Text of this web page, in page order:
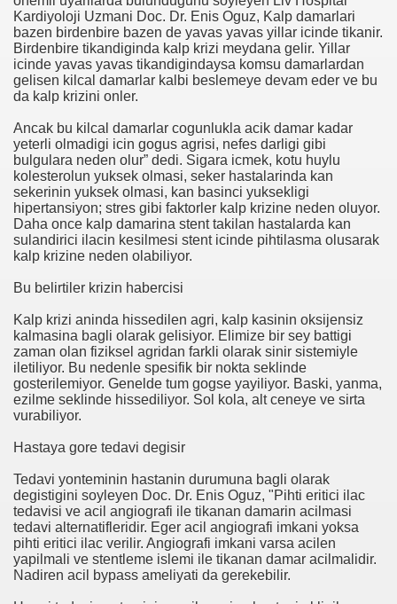
Kardiyoloji Uzmani Doc. Dr. Enis Oguz, Kalp damarlari
bazen birdenbire bazen de yavas yavas yillar icinde tikanir.
Birdenbire tikandiginda kalp krizi meydana gelir. Yillar
icinde yavas yavas tikandigindaysa komsu damarlardan
gelisen kilcal damarlar kalbi beslemeye devam eder ve bu
da kalp krizini onler.
Ancak bu kilcal damarlar cogunlukla acik damar kadar
yeterli olmadigi icin gogus agrisi, nefes darligi gibi
bulgulara neden olur” dedi. Sigara icmek, kotu huylu
kolesterolun yuksek olmasi, seker hastalarinda kan
sekerinin yuksek olmasi, kan basinci yuksekligi
hipertansiyon; stres gibi faktorler kalp krizine neden oluyor.
Daha once kalp damarina stent takilan hastalarda kan
sulandirici ilacin kesilmesi stent icinde pihtilasma olusarak
kalp krizine neden olabiliyor.
Bu belirtiler krizin habercisi
Kalp krizi aninda hissedilen agri, kalp kasinin oksijensiz
kalmasina bagli olarak gelisiyor. Elimize bir sey battigi
zaman olan fiziksel agridan farkli olarak sinir sistemiyle
iletiliyor. Bu nedenle spesifik bir nokta seklinde
gosterilemiyor. Genelde tum gogse yayiliyor. Baski, yanma,
ezilme seklinde hissediliyor. Sol kola, alt ceneye ve sirta
vurabiliyor.
Hastaya gore tedavi degisir
Tedavi yonteminin hastanin durumuna bagli olarak
degistigini soyleyen Doc. Dr. Enis Oguz, "Pihti eritici ilac
tedavisi ve acil angiografi ile tikanan damarin acilmasi
tedavi alternatifleridir. Eger acil angiografi imkani yoksa
pihti eritici ilac verilir. Angiografi imkani varsa acilen
yapilmali ve stentleme islemi ile tikanan damar acilmalidir.
Nadiren acil bypass ameliyati da gerekebilir.
açmak için 80 milyon dolar yatırdı
esnek piller geliştirildi
Eric Gerets, beyin kanaması geçirdiğini açıkladı.
Dilinde
Öztürk Yakaladı
Kaldı